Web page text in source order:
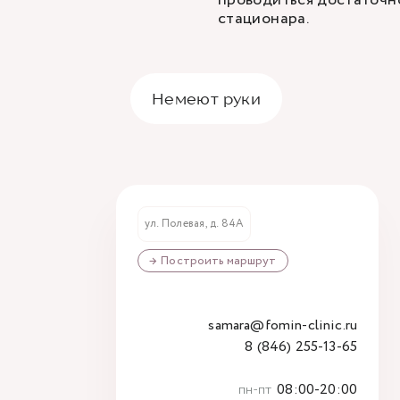
стационара.
Немеют руки
ул. Полевая, д. 84А
→ Построить маршрут
samara@fomin-clinic.ru
8 (846) 255-13-65
пн-пт 08:00-20:00